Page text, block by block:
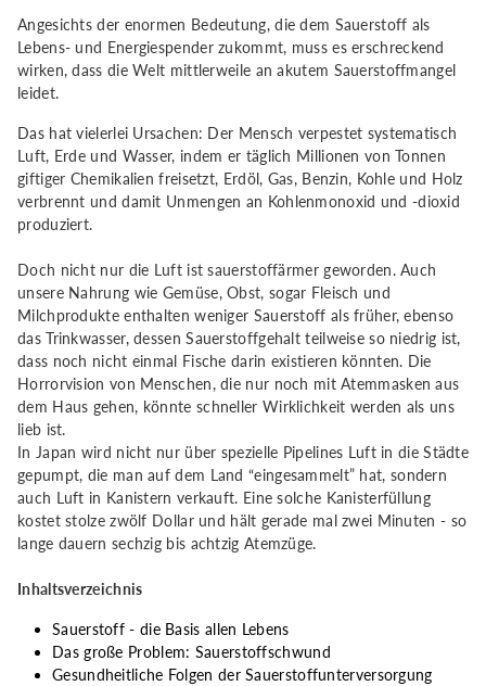
Dr.
Bettina
Dr.
Bettina
Angesichts der enormen Bedeutung, die dem Sauerstoff als
Lebens- und Energiespender zukommt, muss es erschreckend
wirken, dass die Welt mittlerweile an akutem Sauerstoffmangel
leidet.
Das hat vielerlei Ursachen: Der Mensch verpestet systematisch
Luft, Erde und Wasser, indem er täglich Millionen von Tonnen
giftiger Chemikalien freisetzt, Erdöl, Gas, Benzin, Kohle und Holz
verbrennt und damit Unmengen an Kohlenmonoxid und -dioxid
produziert.
Doch nicht nur die Luft ist sauerstoffärmer geworden. Auch
unsere Nahrung wie Gemüse, Obst, sogar Fleisch und
Milchprodukte enthalten weniger Sauerstoff als früher, ebenso
das Trinkwasser, dessen Sauerstoffgehalt teilweise so niedrig ist,
dass noch nicht einmal Fische darin existieren könnten. Die
Horrorvision von Menschen, die nur noch mit Atemmasken aus
dem Haus gehen, könnte schneller Wirklichkeit werden als uns
lieb ist.
In Japan wird nicht nur über spezielle Pipelines Luft in die Städte
gepumpt, die man auf dem Land “eingesammelt” hat, sondern
auch Luft in Kanistern verkauft. Eine solche Kanisterfüllung
kostet stolze zwölf Dollar und hält gerade mal zwei Minuten - so
lange dauern sechzig bis achtzig Atemzüge.
Inhaltsverzeichnis
Sauerstoff - die Basis allen Lebens
Das große Problem: Sauerstoffschwund
Gesundheitliche Folgen der Sauerstoffunterversorgung